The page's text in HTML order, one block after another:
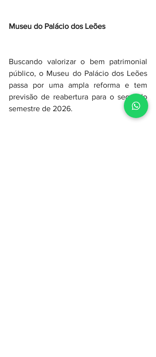
Museu do Palácio dos Leões
Buscando valorizar o bem patrimonial
público, o Museu do Palácio dos Leões
passa por uma ampla reforma e tem
previsão de reabertura para o segundo
semestre de 2026.